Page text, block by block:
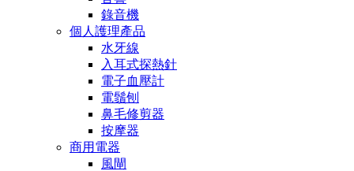
錄音機
個人護理產品
水牙線
入耳式探熱針
電子血壓計
電鬚刨
鼻毛修剪器
按摩器
商用電器
風閘